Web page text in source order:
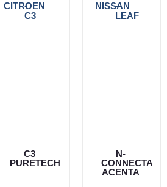
CITROEN
-
C3
C3
PURETECH
NISSAN
-
LEAF
N-
CONNECTA
ACENTA